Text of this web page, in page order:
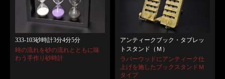
333-103砂時計3分4分5分
時の流れを砂の流れとともに味
わう手作り砂時計
アンティークブック・タブレッ
トスタンド（Ｍ）
ラバーウッドにアンティーク仕
上げを施したブックスタンドＭ
タイプ